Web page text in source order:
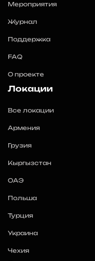
Мероприятия
Журнал
Поддержка
FAQ
О проекте
Локации
Все локации
Армения
Грузия
Кыргызстан
ОАЭ
Польша
Турция
Украина
Чехия